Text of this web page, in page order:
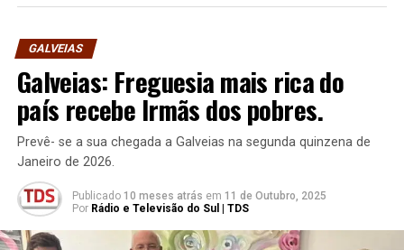
GALVEIAS
Galveias: Freguesia mais rica do
país recebe Irmãs dos pobres.
Prevê- se a sua chegada a Galveias na segunda quinzena de
Janeiro de 2026.
Publicado 10 meses atrás em 11 de Outubro, 2025
Por Rádio e Televisão do Sul | TDS